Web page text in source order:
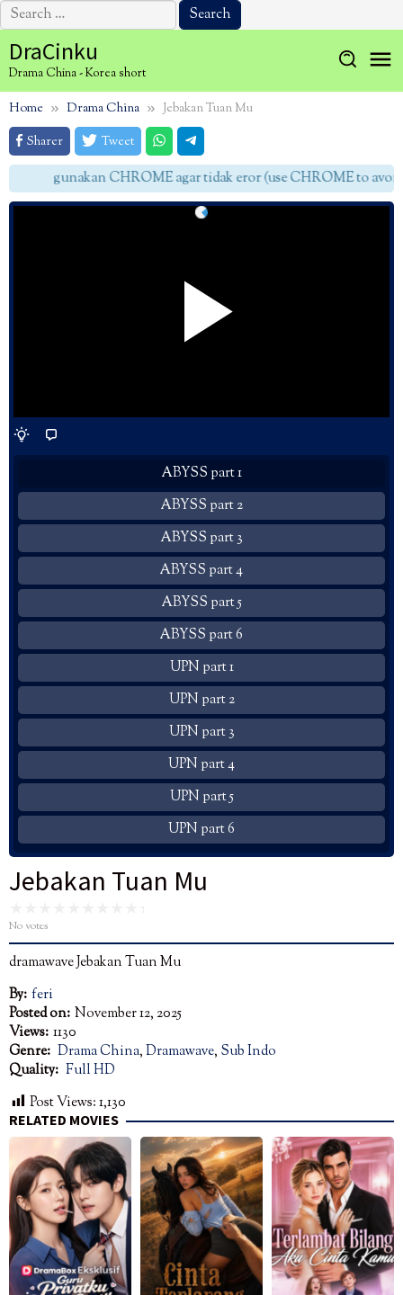
Search
for:
to
content
DraCinku
Drama China - Korea short
Home Drama China
Jebakan Tuan Mu
Sharer
Tweet
gunakan CHROME agar tidak eror (use CHROME to avoid
ABYSS part 1
ABYSS part 2
ABYSS part 3
ABYSS part 4
ABYSS part 5
ABYSS part 6
UPN part 1
UPN part 2
UPN part 3
UPN part 4
UPN part 5
UPN part 6
Jebakan Tuan Mu
No votes
dramawave Jebakan Tuan Mu
By: feri
Posted on: November 12, 2025
Views: 1130
Genre: Drama China,Dramawave, Sub Indo
Quality: Full HD
Post Views:1,130
RELATED MOVIES